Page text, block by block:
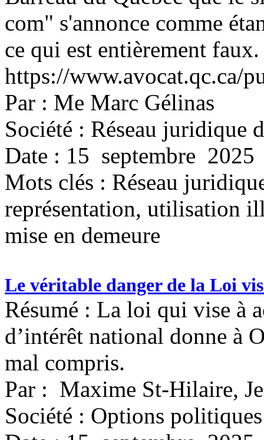
com" s'annonce comme
ce qui est entièrement faux.
https://www.avocat.qc.ca/
Par : Me Marc Gélinas
Société : Réseau juridique
Date : 15 septembre 2025
Mots clés : Réseau
représentation, utilisation
mise en demeure
Le véritable danger de la Loi
Résumé : La loi qui vise à
d’intérêt national donne à
mal compris.
Par : Maxime St-Hilaire,
Société : Options politiques